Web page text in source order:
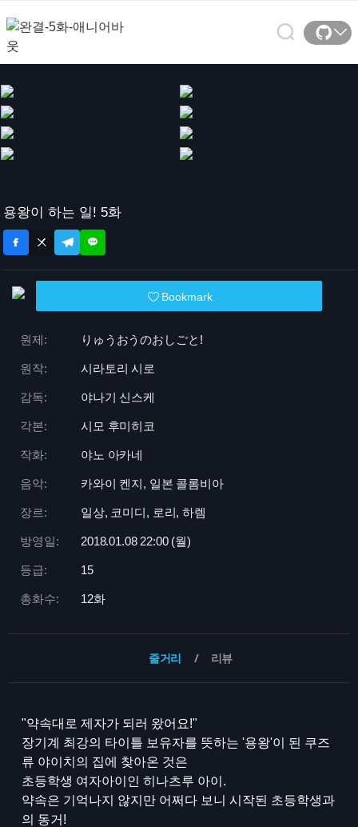
용왕이 하는 일! 5화
Bookmark
원제: りゅうおうのおしごと!
원작: 시라토리 시로
감독: 야나기 신스케
각본: 시모 후미히코
작화: 야노 아카네
음악: 카와이 켄지, 일본 콜롬비아
장르: 일상, 코미디, 로리, 하렘
방영일: 2018.01.08 22:00 (월)
등급: 15
총화수: 12화
줄거리 리뷰
"약속대로 제자가 되러 왔어요!"
장기계 최강의 타이틀 보유자를 뜻하는 '용왕'이 된 쿠즈
류 야이치의 집에 찾아온 것은
초등학생 여자아이인 히나츠루 아이.
약속은 기억나지 않지만 어쩌다 보니 시작된 초등학생과
의 동거!